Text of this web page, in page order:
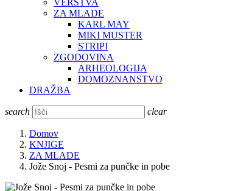
VERSTVA
ZA MLADE
KARL MAY
MIKI MUSTER
STRIPI
ZGODOVINA
ARHEOLOGIJA
DOMOZNANSTVO
DRAŽBA
search clear
Domov
KNJIGE
ZA MLADE
Jože Snoj - Pesmi za punčke in pobe